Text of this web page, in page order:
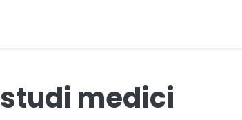
studi medici